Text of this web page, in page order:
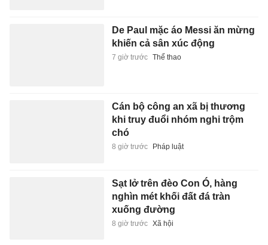
De Paul mặc áo Messi ăn mừng
khiến cả sân xúc động
7 giờ trước Thể thao
Cán bộ công an xã bị thương
khi truy đuổi nhóm nghi trộm
chó
8 giờ trước Pháp luật
Sạt lở trên đèo Con Ó, hàng
nghìn mét khối đất đá tràn
xuống đường
8 giờ trước Xã hội